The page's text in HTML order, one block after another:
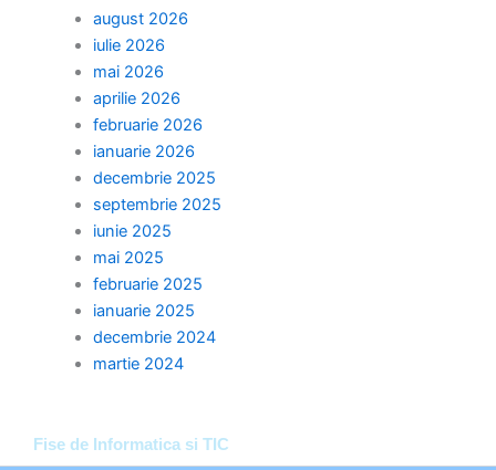
august 2026
iulie 2026
mai 2026
aprilie 2026
februarie 2026
ianuarie 2026
decembrie 2025
septembrie 2025
iunie 2025
mai 2025
februarie 2025
ianuarie 2025
decembrie 2024
martie 2024
Fise de Informatica si TIC